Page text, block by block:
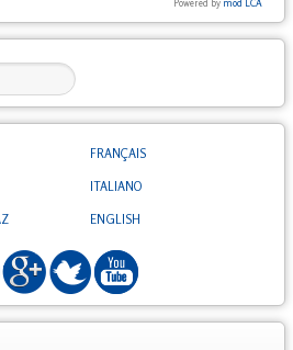
Powered by mod LCA
FRANÇAIS
ITALIANO
ENGLISH